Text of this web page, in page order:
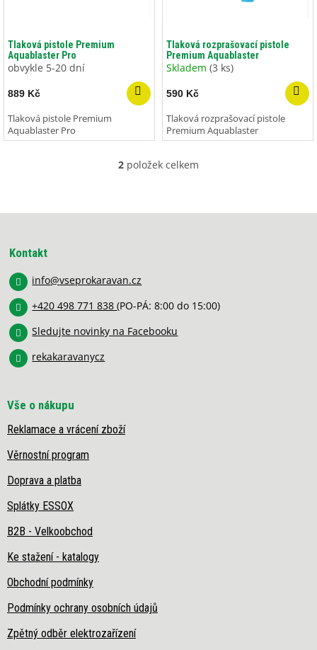
d
u
k
t
Tlaková pistole Premium
Aquablaster Pro
obvykle 5-20 dní
889 Kč
Tlaková pistole Premium
Aquablaster Pro
Tlaková rozprašovací pistole
Premium Aquablaster
Skladem (3 ks)
590 Kč
Tlaková rozprašovací pistole
Premium Aquablaster
O
á
v
y
2 položek celkem
Kontakt
info@vseprokaravan.cz
+420 498 771 838(PO-PÁ: 8:00 do 15:00)
Sledujte novinky na Facebooku
rekakaravanycz
Vše o nákupu
Reklamace a vrácení zboží
Věrnostní program
Doprava a platba
Splátky ESSOX
B2B - Velkoobchod
Ke stažení - katalogy
Obchodní podmínky
Podmínky ochrany osobních údajů
Zpětný odběr elektrozařízení